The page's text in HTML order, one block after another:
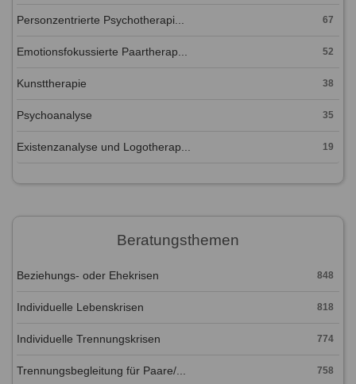
Personzentrierte Psychotherapi... 67
Emotionsfokussierte Paartherap... 52
Kunsttherapie 38
Psychoanalyse 35
Existenzanalyse und Logotherap... 19
Beratungsthemen
Beziehungs- oder Ehekrisen 848
Individuelle Lebenskrisen 818
Individuelle Trennungskrisen 774
Trennungsbegleitung für Paare/... 758